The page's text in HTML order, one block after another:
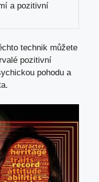
a pozitivní
technik můžete
pozitivní
pohodu a